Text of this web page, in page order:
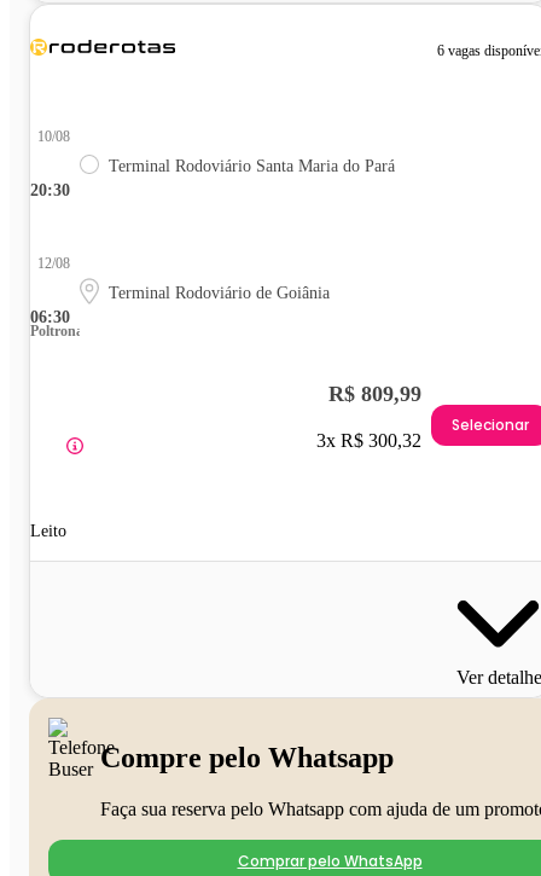
6 vagas
20:30
10/08
Terminal Rodoviário Santa Maria do Pará
06:30
12/08
Terminal Rodoviário de Goiânia
Poltrona
Leito
R$ 809,99
3x R$ 300,32
Selecionar
Ver
Compre pelo Whatsapp
Faça sua reserva pelo Whatsapp com ajuda de um
Comprar pelo WhatsApp